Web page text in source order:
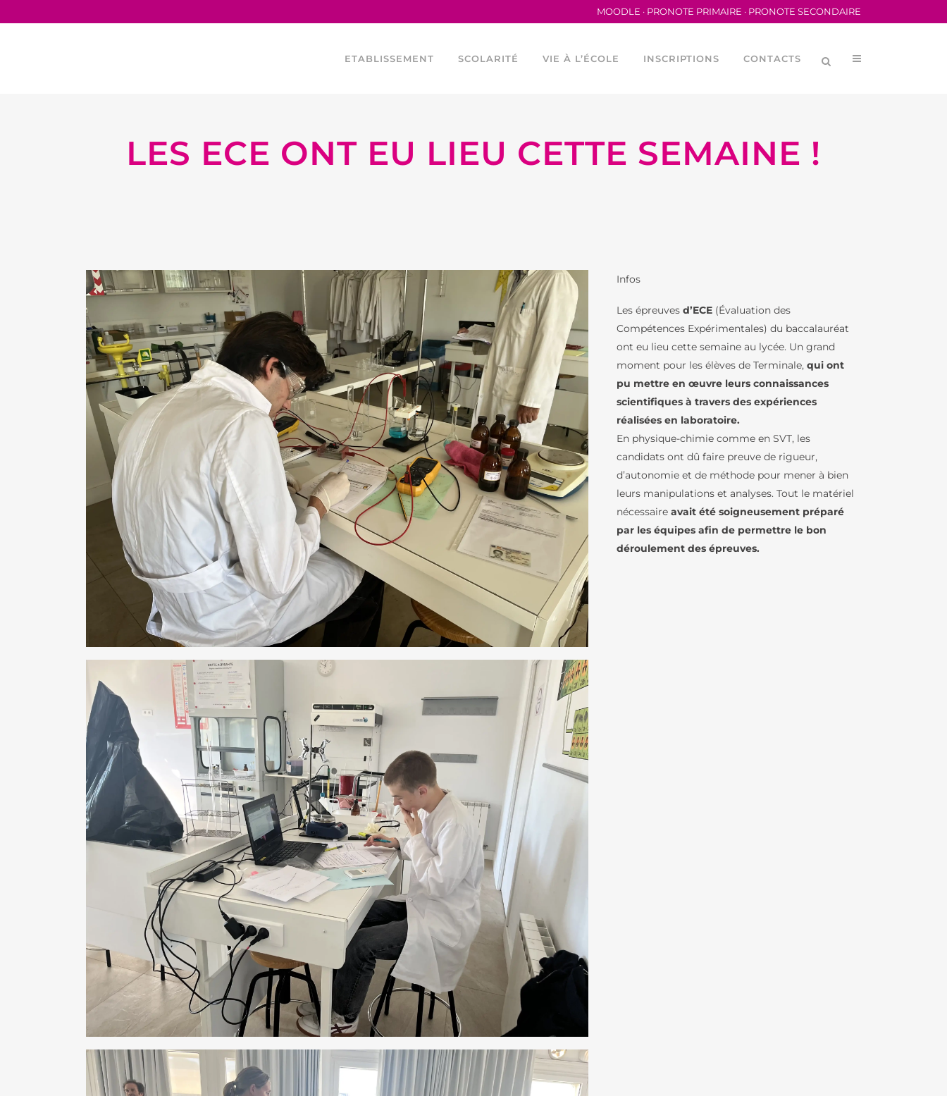
MOODLE · PRONOTE PRIMAIRE · PRONOTE SECONDAIRE
ETABLISSEMENT
TRAVAILLER AU LFB
ÉGALITÉ FEMMES –
HOMMES
DOCUMENTS AEFE
PRÉSENTATION DU LFB
CENTENAIRE DU LFB
TOURS VIRTUELS DU
LFB
ORGANIGRAMME
ORGANIGRAMME
(DIAGRAMME)
L’AGENCE COMPTABLE
NOS TEXTES
FONDAMENTAUX
SCOLARITÉ
LA MATERNELLE
FOURNITURES ÉLÉMENTAIRE
LE COLLÈGE
LES PARCOURS LINGUISTIQUES
ÉTUDES ESPAGNOLES ET
CATALANES AU LFB
FOURNITURES COLLÈGE
LE LYCÉE
LES PARCOURS LINGUISTIQUES
ÉTUDES ESPAGNOLES ET
LE BAC FRANÇAIS INTERNATIONAL
FOURNITURES LYCÉE
ORIENTATION AU LFB
ACCÈS AUX ÉTUDES SUPÉRIEURES
SCHOOL PROFILE
LES LETTRES DE L’ORIENTATION
VIE À L’ÉCOLE
HORAIRES
ASSOCIATION SPORTIVE SCOLAIRE
ASSOCIATIONS DES PARENTS
D’ÉLÈVES
LES NEWSLETTERS
MÉDIATHÈQUE / BCD / CDI
LES ARTS-PLASTIQUES
LE THÉÂTRE
LES CLASSES À ENJEUX
MARITIMES
LA WEBRADIO DU LFB
LANGUES ET CULTURES DE
L’ANTIQUITÉ LATIN – GREC
LA MUSIQUE AU LFB
ATELIER ÉCOLOGIE
BREVET D’INITIATION
NOS VIDÉOS
VIE SCOLAIRE
SERVICE DE SANTÉ
INSCRIPTIONS CONTACTS
LES ECE ONT EU LIEU CETTE SEMAINE !
Infos
Les épreuvesd’ECE (Évaluation des
Compétences Expérimentales) du baccalauréat
ont eu lieu cette semaine au lycée. Un grand
moment pour les élèves de Terminale,qui ont
pu mettre en œuvre leurs connaissances
scientifiques à travers des expériences
réalisées en laboratoire.
En physique-chimie comme en SVT, les
candidats ont dû faire preuve de rigueur,
d’autonomie et de méthode pour mener à bien
leurs manipulations et analyses. Tout le matériel
nécessaireavait été soigneusement préparé
par les équipes afin de permettre le bon
déroulement des épreuves.